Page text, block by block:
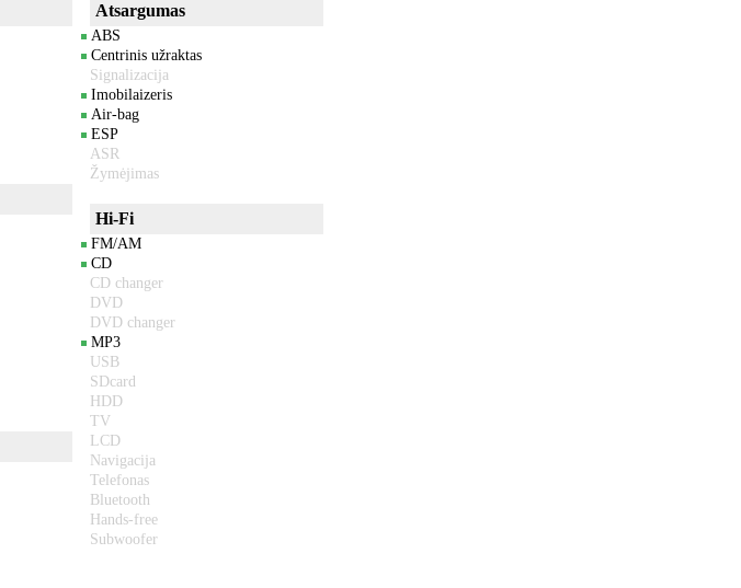
Atsargumas
ABS
Centrinis užraktas
Signalizacija
Imobilaizeris
Air-bag
ESP
ASR
Žymėjimas
Hi-Fi
FM/AM
CD
CD changer
DVD
DVD changer
MP3
USB
SDcard
HDD
TV
LCD
Navigacija
Telefonas
Bluetooth
Hands-free
Subwoofer